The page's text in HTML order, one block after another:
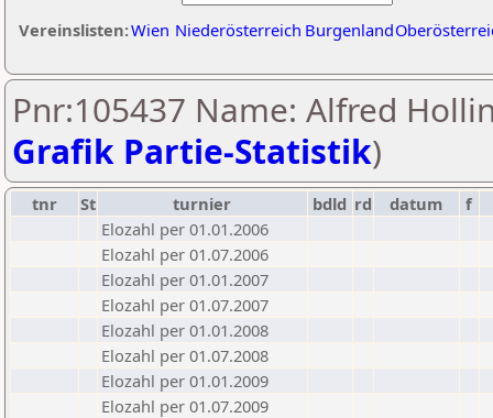
Vereinslisten:Wien Niederösterreich Burgenland
Pnr:105437 Name: Alfred
Grafik Partie-Statistik)
tnr St turnier bdld rd datum f
Elozahl per 01.01.2006
Elozahl per 01.07.2006
Elozahl per 01.01.2007
Elozahl per 01.07.2007
Elozahl per 01.01.2008
Elozahl per 01.07.2008
Elozahl per 01.01.2009
Elozahl per 01.07.2009